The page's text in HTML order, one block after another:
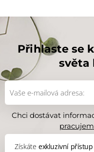
Přihlaste se
světa
Chci dostávat
Získáteexkluzivní přístup